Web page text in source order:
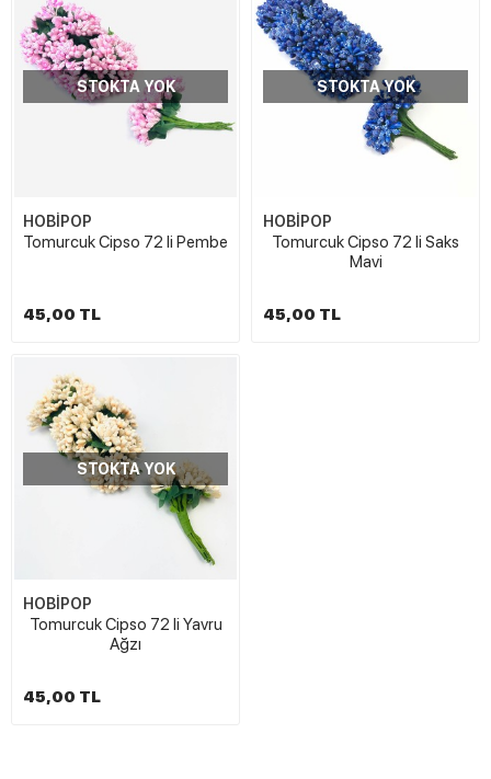
STOKTA YOK
HOBİPOP
Tomurcuk Cipso 72 li Pembe
45,00 TL
STOKTA YOK
HOBİPOP
Tomurcuk Cipso 72 li Saks
Mavi
45,00 TL
STOKTA YOK
HOBİPOP
Tomurcuk Cipso 72 li Yavru
Ağzı
45,00 TL